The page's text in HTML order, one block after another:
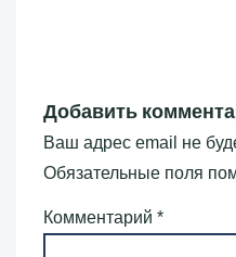
Добавить
Ваш адрес email не
Обязательные поля
Комментарий *